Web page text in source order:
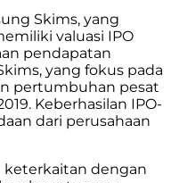
Skims, yang
valuasi IPO
pendapatan
yang fokus pada
pertumbuhan pesat
Keberhasilan IPO-
dari perusahaan
keterkaitan dengan